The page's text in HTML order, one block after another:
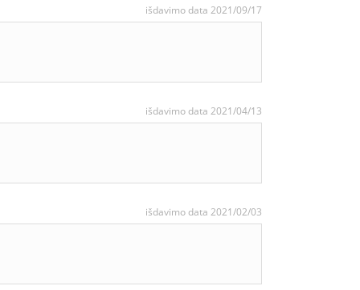
išdavimo data 2021/09/17
išdavimo data 2021/04/13
išdavimo data 2021/02/03